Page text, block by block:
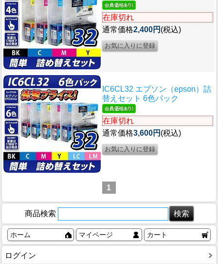
在庫切れ
通常価格2,400円 (税込)
IC6CL32 エプソン（epson）詰
替えセット 6色パック
在庫切れ
通常価格3,600円 (税込)
1
商品検索
ホーム マイページ カート
ログイン